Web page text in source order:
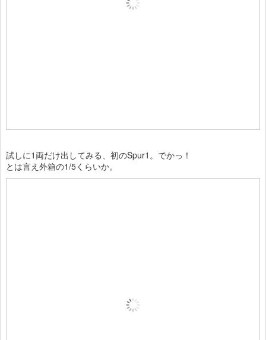
試しに1両だけ出してみる、初のSpur1。でかっ！
とは言え外箱の1/5くらいか。